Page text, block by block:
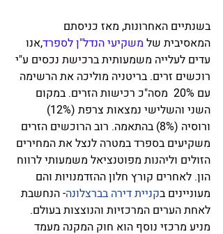
בשנתיים האחרונות, מאז כניסתם
המאסיבית של משקיעי הנדל"ן לספרד,אנו
עדים לעלייה משמעותית ברכישת נכסים ע"י
רוכשים זרים. בריטניה מוליכה את הרשימה
עם 20%  מסה"כ רכישות הזרים. במקום
השני והשלישי נמצאות צרפת (12%)
ורוסיה (8%) בהתאמה. רוב הרוכשים הזרים
משקיעים בספרד במטרה לנצל את המחירים
הזולים וליהנות מפוטנציאל משמעותי לרווח
הון. לאחרים קורץ חלון ההזדמנויות והם
מעוניינים בקניית דירה בברצלונה- הנחשבת
לאחת הערים המרכזיות והנוצצות בעולם.
מניע מרכזי נוסף הוא חוק המקנה מעמד